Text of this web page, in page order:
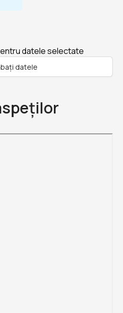
datele selectate
datele